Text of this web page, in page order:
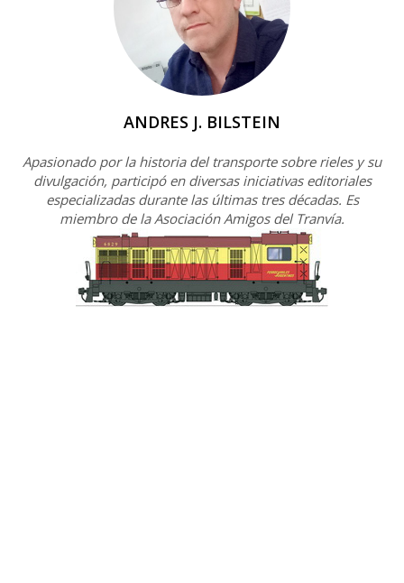
ANDRES J. BILSTEIN
Apasionado por la historia del transporte sobre rieles y su
divulgación, participó en diversas iniciativas editoriales
especializadas durante las últimas tres décadas. Es
miembro de la Asociación Amigos del Tranvía.